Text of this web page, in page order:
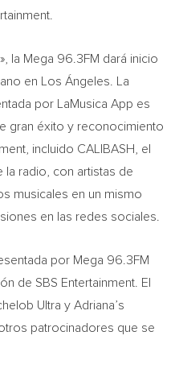
la Mega 96.3FM dará inicio
en Los Ángeles. La
por LaMusica App es
gran éxito y reconocimiento
incluido CALIBASH, el
la radio, con artistas de
musicales en un mismo
en las redes sociales.
por Mega 96.3FM
de SBS Entertainment. El
Ultra y Adriana’s
patrocinadores que se